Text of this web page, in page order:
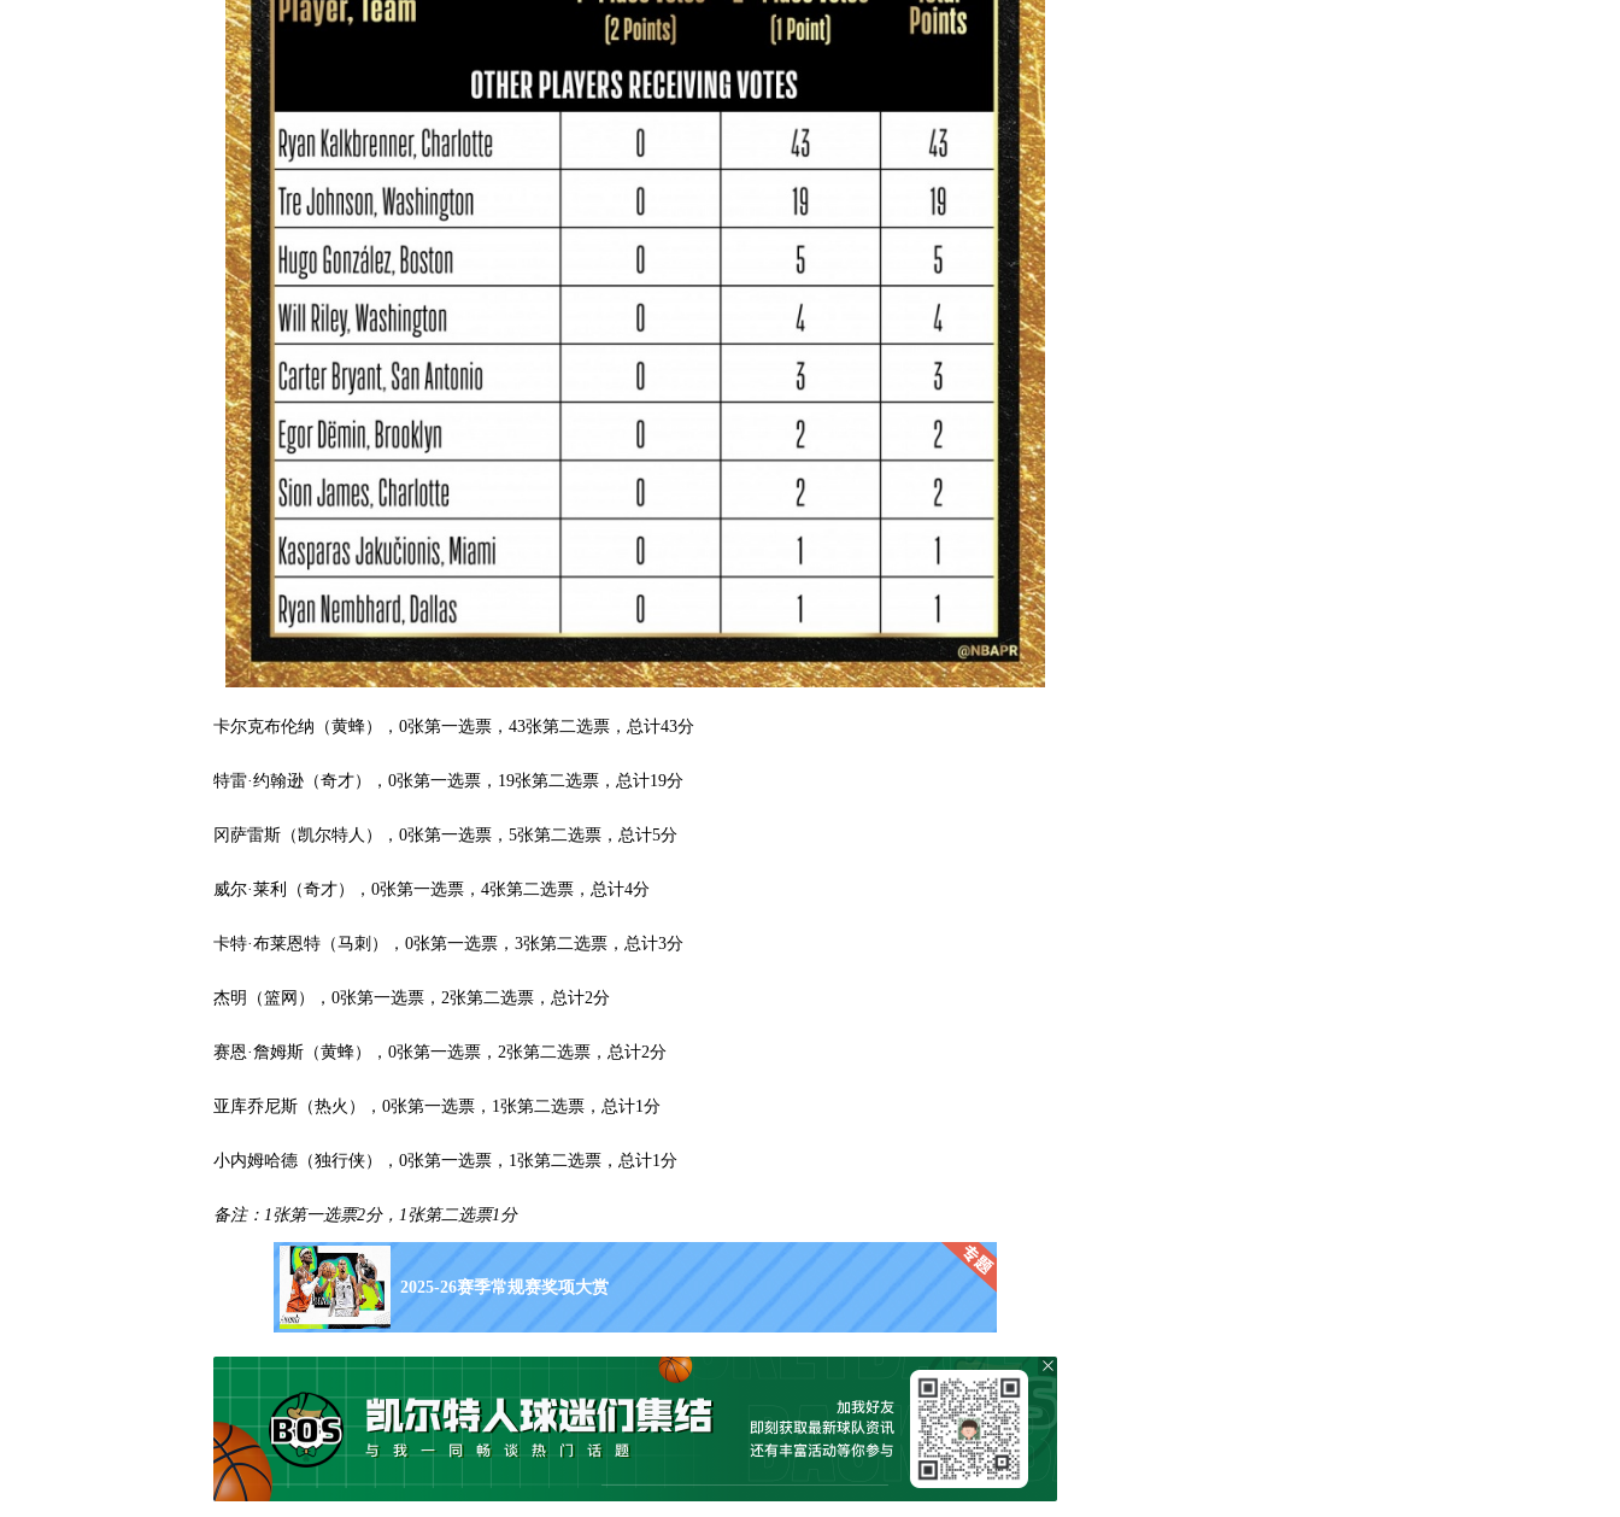
卡尔克布伦纳（黄蜂），0张第一选票，43张第二选票，总计43分
特雷·约翰逊（奇才），0张第一选票，19张第二选票，总计19分
冈萨雷斯（凯尔特人），0张第一选票，5张第二选票，总计5分
威尔·莱利（奇才），0张第一选票，4张第二选票，总计4分
卡特·布莱恩特（马刺），0张第一选票，3张第二选票，总计3分
杰明（篮网），0张第一选票，2张第二选票，总计2分
赛恩·詹姆斯（黄蜂），0张第一选票，2张第二选票，总计2分
亚库乔尼斯（热火），0张第一选票，1张第二选票，总计1分
小内姆哈德（独行侠），0张第一选票，1张第二选票，总计1分
备注：1张第一选票2分，1张第二选票1分
2025-26赛季常规赛奖项大赏